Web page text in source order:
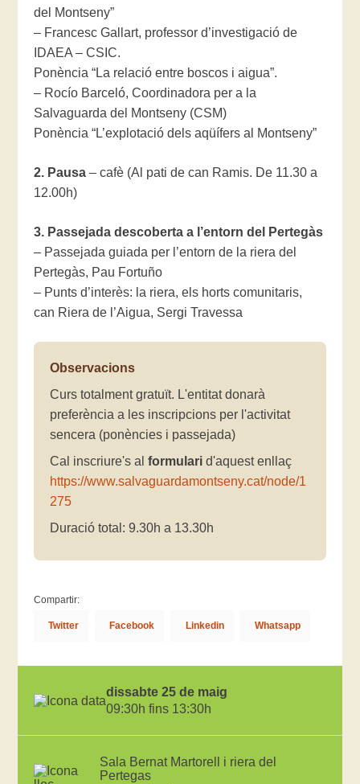
del Montseny”
– Francesc Gallart, professor d’investigació de
IDAEA – CSIC.
Ponència “La relació entre boscos i aigua”.
– Rocío Barceló, Coordinadora per a la
Salvaguarda del Montseny (CSM)
Ponència “L’explotació dels aqüífers al Montseny”
2. Pausa – cafè (Al pati de can Ramis. De 11.30 a
12.00h)
3. Passejada descoberta a l’entorn del Pertegàs
– Passejada guiada per l’entorn de la riera del
Pertegàs, Pau Fortuño
– Punts d’interès: la riera, els horts comunitaris,
can Riera de l’Aigua, Sergi Travessa
Observacions
Curs totalment gratuït. L'entitat donarà
preferència a les inscripcions per l'activitat
sencera (ponències i passejada)
Cal inscriure's alformulari d'aquest enllaç
https://www.salvaguardamontseny.cat/node/1
275
Duració total: 9.30h a 13.30h
Compartir:
Twitter Facebook Linkedin Whatsapp
dissabte 25 de maig
09:30h fins 13:30h
Sala Bernat Martorell i riera del
Pertegas